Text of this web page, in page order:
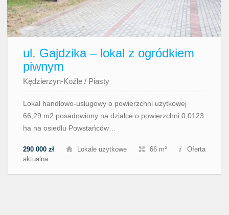
ul. Gajdzika – lokal z ogródkiem
piwnym
Kędzierzyn-Koźle / Piasty
Lokal handlowo-usługowy o powierzchni użytkowej
66,29 m2 posadowiony na działce o powierzchni 0,0123
ha na osiedlu Powstańców…
290 000 zł Lokale użytkowe 66 m²
Oferta
aktualna